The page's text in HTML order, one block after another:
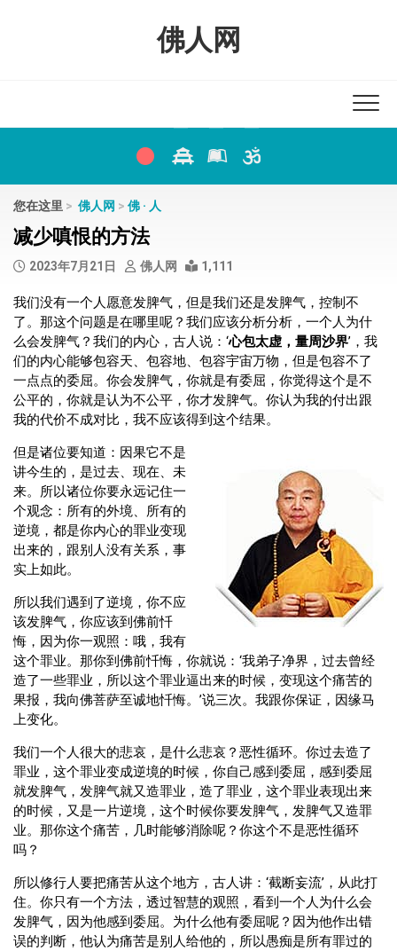
佛人网
您在这里 > 佛人网 > 佛 · 人
减少嗔恨的方法
2023年7月21日 佛人网 1,111
我们没有一个人愿意发脾气，但是我们还是发脾气，控制不
了。那这个问题是在哪里呢？我们应该分析分析，一个人为什
么会发脾气？我们的内心，古人说：‘心包太虚，量周沙界’，我
们的内心能够包容天、包容地、包容宇宙万物，但是包容不了
一点点的委屈。你会发脾气，你就是有委屈，你觉得这个是不
公平的，你就是认为不公平，你才发脾气。你认为我的付出跟
我的代价不成对比，我不应该得到这个结果。
但是诸位要知道：因果它不是
讲今生的，是过去、现在、未
来。所以诸位你要永远记住一
个观念：所有的外境、所有的
逆境，都是你内心的罪业变现
出来的，跟别人没有关系，事
实上如此。
所以我们遇到了逆境，你不应
该发脾气，你应该到佛前忏
悔，因为你一观照：哦，我有
这个罪业。那你到佛前忏悔，你就说：‘我弟子净界，过去曾经
造了一些罪业，所以这个罪业逼出来的时候，变现这个痛苦的
果报，我向佛菩萨至诚地忏悔。’说三次。我跟你保证，因缘马
上变化。
我们一个人很大的悲哀，是什么悲哀？恶性循环。你过去造了
罪业，这个罪业变成逆境的时候，你自己感到委屈，感到委屈
就发脾气，发脾气就又造罪业，造了罪业，这个罪业表现出来
的时候，又是一片逆境，这个时候你要发脾气，发脾气又造罪
业。那你这个痛苦，几时能够消除呢？你这个不是恶性循环
吗？
所以修行人要把痛苦从这个地方，古人讲：‘截断妄流’，从此打
住。你只有一个方法，透过智慧的观照，看到一个人为什么会
发脾气，因为他感到委屈。为什么他有委屈呢？因为他作出错
误的判断，他认为痛苦是别人给他的，所以愚痴是所有罪过的